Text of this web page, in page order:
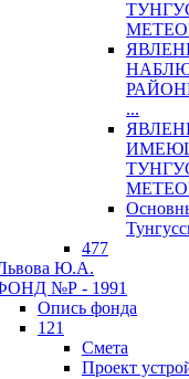
...
477
Ю.А.
№Р - 1991
Опись фонда
121
Смета
Проект